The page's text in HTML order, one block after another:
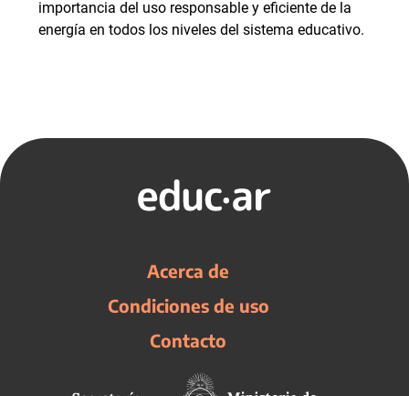
importancia del uso responsable y eficiente de la
energía en todos los niveles del sistema educativo.
Acerca de
Condiciones de uso
Contacto